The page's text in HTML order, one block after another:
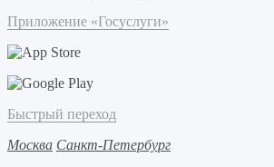
Приложение «Госуслуги»
Быстрый переход
Москва Санкт-Петербург